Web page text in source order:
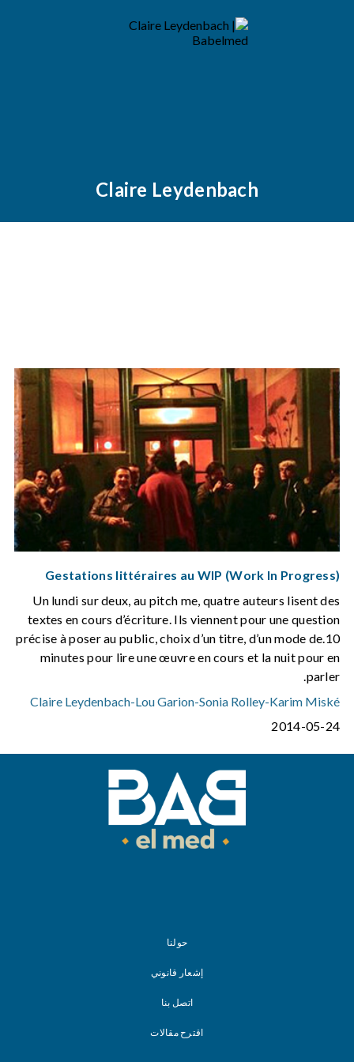
Claire Leydenbach
Gestations littéraires au WIP (Work In Progress)
Un lundi sur deux, au pitch me, quatre auteurs lisent des
textes en cours d’écriture. Ils viennent pour une question
précise à poser au public, choix d’un titre, d’un mode de.10
minutes pour lire une œuvre en cours et la nuit pour en
parler.
Karim Miské
-
Sonia Rolley
-
Lou Garion
-
Claire Leydenbach
2014-05-24
حولنا
إشعار قانوني
اتصل بنا
اقترح مقالات